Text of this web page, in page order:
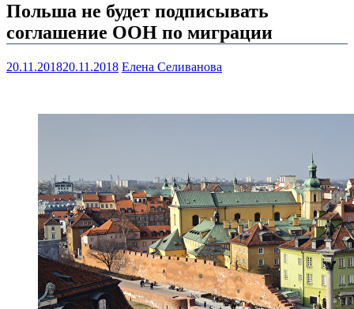
Польша не будет подписывать
соглашение ООН по миграции
20.11.201820.11.2018 Елена Селиванова